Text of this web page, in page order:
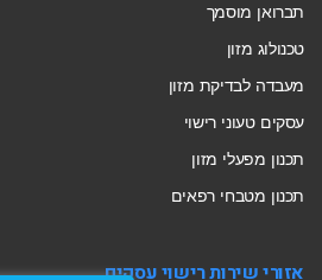
תברואן מוסמך
טכנולוג מזון
מעבדה לבדיקת מזון
עסקים טעוני רישוי
תכנון מפעלי מזון
תכנון מטבחי רפאים
אזורי שירות רישוי עסקים